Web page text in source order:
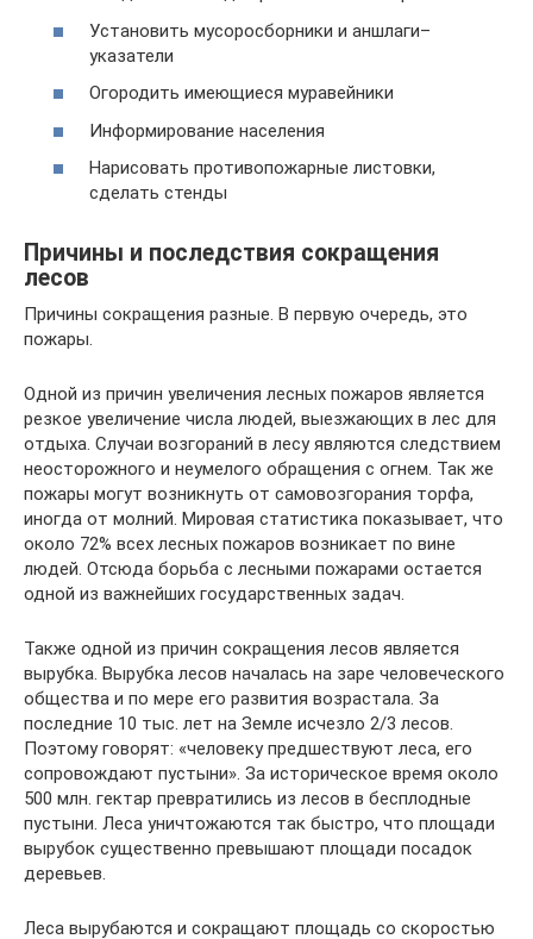
Установить мусоросборники и аншлаги–
указатели
Огородить имеющиеся муравейники
Информирование населения
Нарисовать противопожарные листовки,
сделать стенды
Причины и последствия сокращения
лесов
Причины сокращения разные. В первую очередь, это
пожары.
Одной из причин увеличения лесных пожаров является
резкое увеличение числа людей, выезжающих в лес для
отдыха. Случаи возгораний в лесу являются следствием
неосторожного и неумелого обращения с огнем. Так же
пожары могут возникнуть от самовозгорания торфа,
иногда от молний. Мировая статистика показывает, что
около 72% всех лесных пожаров возникает по вине
людей. Отсюда борьба с лесными пожарами остается
одной из важнейших государственных задач.
Также одной из причин сокращения лесов является
вырубка. Вырубка лесов началась на заре человеческого
общества и по мере его развития возрастала. За
последние 10 тыс. лет на Земле исчезло 2/3 лесов.
Поэтому говорят: «человеку предшествуют леса, его
сопровождают пустыни». За историческое время около
500 млн. гектар превратились из лесов в бесплодные
пустыни. Леса уничтожаются так быстро, что площади
вырубок существенно превышают площади посадок
деревьев.
Леса вырубаются и сокращают площадь со скоростью